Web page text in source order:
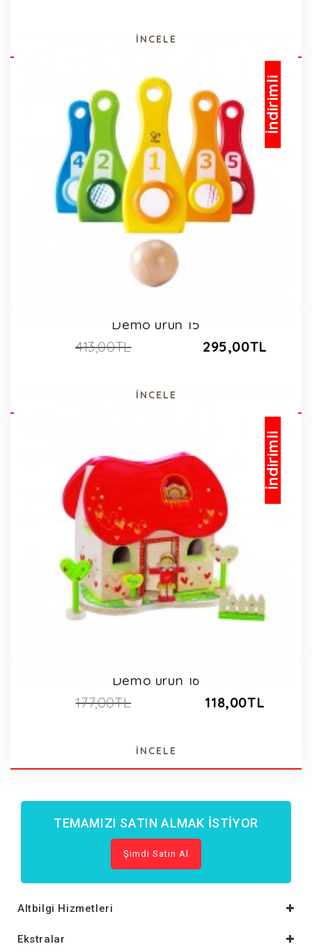
İNCELE
İndirimli
Demo ürün 15
413,00TL 295,00TL
İNCELE
İndirimli
Demo ürün 16
177,00TL 118,00TL
İNCELE
TEMAMIZI SATIN ALMAK İSTIYOR
Şimdi Satın Al
Altbilgi Hizmetleri
Ekstralar